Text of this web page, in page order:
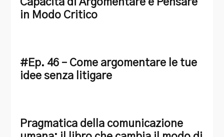
in Modo Critico
#Ep. 46 – Come argomentare le tue
idee senza litigare
Pragmatica della comunicazione